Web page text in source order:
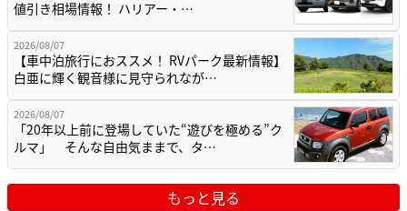
値引き相場情報！ ハリアー・…
2026/08/07
【車中泊旅行におススメ！ RVパーク最新情報】
白亜に輝く観音様に見守られなが…
2026/08/07
「20年以上前に登場していた“遊びを極める”ク
ルマ」 そんな自由気ままで、タ…
もっと見る